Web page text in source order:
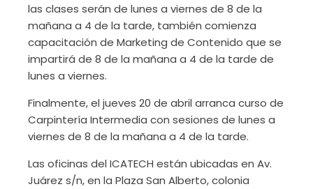
las clases serán de lunes a viernes de 8 de la
mañana a 4 de la tarde, también comienza
capacitación de Marketing de Contenido que se
impartirá de 8 de la mañana a 4 de la tarde de
lunes a viernes.
Finalmente, el jueves 20 de abril arranca curso de
Carpintería Intermedia con sesiones de lunes a
viernes de 8 de la mañana a 4 de la tarde.
Las oficinas del ICATECH están ubicadas en Av.
Juárez s/n, en la Plaza San Alberto, colonia